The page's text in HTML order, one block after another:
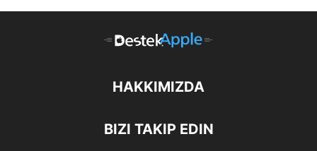
HAKKIMIZDA
BIZI TAKIP EDIN